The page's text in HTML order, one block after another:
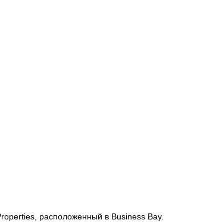
расположенный в Business Bay.